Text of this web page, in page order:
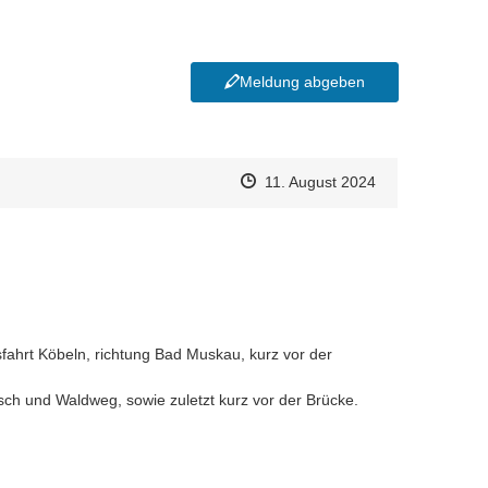
Meldung abgeben
Zeitpunkt des Erstellens
Zeitpunkt des Erstellens
11. August 2024Zur Äußerung
Köbeln, richtung Bad Muskau, kurz vor der
und Waldweg, sowie zuletzt kurz vor der Brücke.